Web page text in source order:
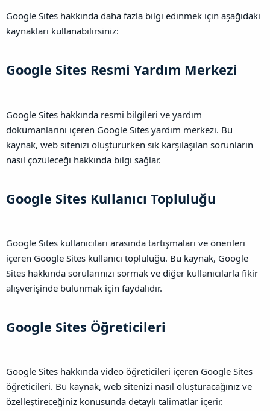
Google Sites hakkında daha fazla bilgi edinmek için aşağıdaki
kaynakları kullanabilirsiniz:
Google Sites Resmi Yardım Merkezi​
Google Sites hakkında resmi bilgileri ve yardım
dokümanlarını içeren Google Sites yardım merkezi. Bu
kaynak, web sitenizi oluştururken sık karşılaşılan sorunların
nasıl çözüleceği hakkında bilgi sağlar.
Google Sites Kullanıcı Topluluğu​
Google Sites kullanıcıları arasında tartışmaları ve önerileri
içeren Google Sites kullanıcı topluluğu. Bu kaynak, Google
Sites hakkında sorularınızı sormak ve diğer kullanıcılarla fikir
alışverişinde bulunmak için faydalıdır.
Google Sites Öğreticileri​
Google Sites hakkında video öğreticileri içeren Google Sites
öğreticileri. Bu kaynak, web sitenizi nasıl oluşturacağınız ve
özelleştireceğiniz konusunda detaylı talimatlar içerir.